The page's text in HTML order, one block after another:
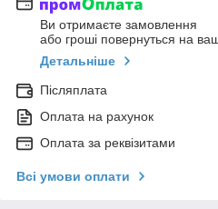
Ви отримаєте замовлення
або гроші повернуться на
Детальніше
Післяплата
Оплата на рахунок
Оплата за реквізитами
Всі умови оплати